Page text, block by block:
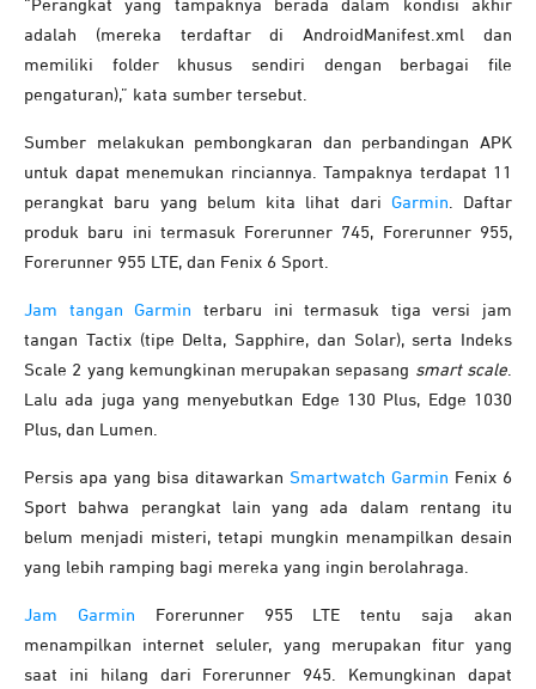
“Perangkat yang tampaknya berada dalam kondisi akhir
adalah (mereka terdaftar di AndroidManifest.xml dan
memiliki folder khusus sendiri dengan berbagai file
pengaturan),” kata sumber tersebut.
Sumber melakukan pembongkaran dan perbandingan APK
untuk dapat menemukan rinciannya. Tampaknya terdapat 11
perangkat baru yang belum kita lihat dari Garmin . Daftar
produk baru ini termasuk Forerunner 745, Forerunner 955,
Forerunner 955 LTE, dan Fenix ​​6 Sport.
Jam tangan Garmin terbaru ini termasuk tiga versi jam
tangan Tactix (tipe Delta, Sapphire, dan Solar), serta Indeks
Scale 2 yang kemungkinan merupakan sepasang smart scale
Lalu ada juga yang menyebutkan Edge 130 Plus, Edge 1030
Plus, dan Lumen.
Persis apa yang bisa ditawarkan Smartwatch Garmin Fenix ​​6
Sport bahwa perangkat lain yang ada dalam rentang itu
belum menjadi misteri, tetapi mungkin menampilkan desain
yang lebih ramping bagi mereka yang ingin berolahraga.
Jam Garmin Forerunner 955 LTE tentu saja akan
menampilkan internet seluler, yang merupakan fitur yang
saat ini hilang dari Forerunner 945. Kemungkinan dapat